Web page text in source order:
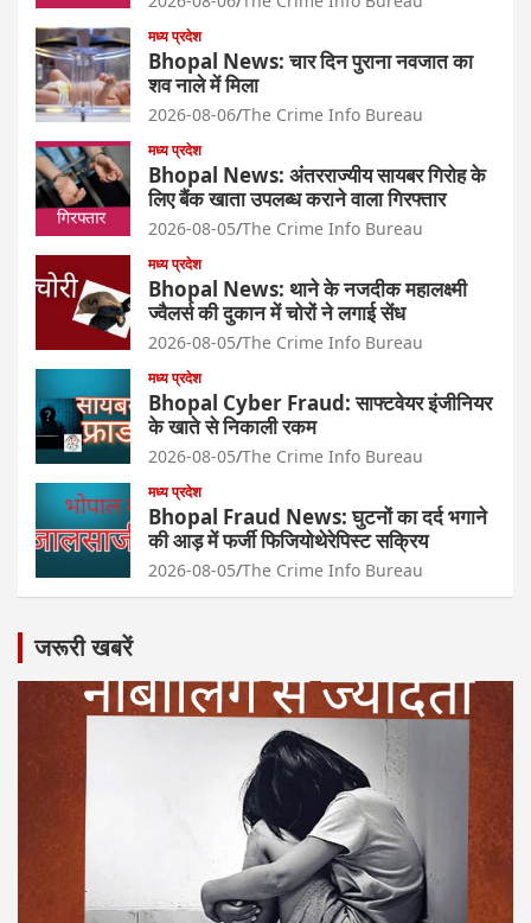
मध्य प्रदेश
Bhopal News: चार दिन पुराना नवजात का
शव नाले में मिला
2026-08-06 The Crime Info Bureau
मध्य प्रदेश
Bhopal News: अंतरराज्यीय सायबर गिरोह के
लिए बैंक खाता उपलब्ध कराने वाला गिरफ्तार
2026-08-05 The Crime Info Bureau
मध्य प्रदेश
Bhopal News: थाने के नजदीक महालक्ष्मी
ज्वैलर्स की दुकान में चोरों ने लगाई सेंध
2026-08-05 The Crime Info Bureau
मध्य प्रदेश
Bhopal Cyber Fraud: साफ्टवेयर इंजीनियर
के खाते से निकाली रकम
2026-08-05 The Crime Info Bureau
मध्य प्रदेश
Bhopal Fraud News: घुटनों का दर्द भगाने
की आड़ में फर्जी फिजियोथेरेपिस्ट सक्रिय
2026-08-05 The Crime Info Bureau
जरूरी खबरें